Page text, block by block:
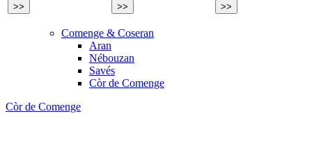
Comenge & Coseran
Aran
Nébouzan
Savés
Còr de Comenge
Còr de Comenge